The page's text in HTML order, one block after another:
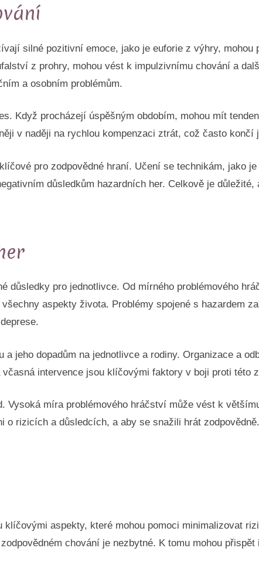
silné pozitivní emoce, jako je euforie z výhry, mohou
z prohry, mohou vést k impulzivnímu chování a
a osobním problémům.
Když procházejí úspěšným obdobím, mohou mít
v naději na rychlou kompenzaci ztrát, což často
pro zodpovědné hraní. Učení se technikám, jako
důsledkům hazardních her. Celkově je
důsledky pro jednotlivce. Od mírného problémového
aspekty života. Problémy spojené s hazardem
jeho dopadům na jednotlivce a rodiny. Organizace a
intervence jsou klíčovými faktory v boji proti této
Vysoká míra problémového hráčství může vést k
rizicích a důsledcích, a aby se snažili hrát
klíčovými aspekty, které mohou pomoci minimalizovat
chování je nezbytné. K tomu mohou